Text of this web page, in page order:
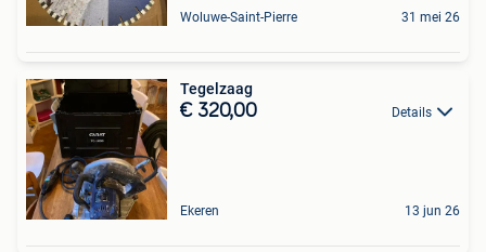
Woluwe-Saint-Pierre 31 mei 26
Tegelzaag
€ 320,00 Details
Ekeren 13 jun 26